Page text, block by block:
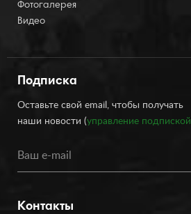
Фотогалерея
Видео
Подписка
Оставьте свой email, чтобы получать
наши новости (управление подпиской
Контакты